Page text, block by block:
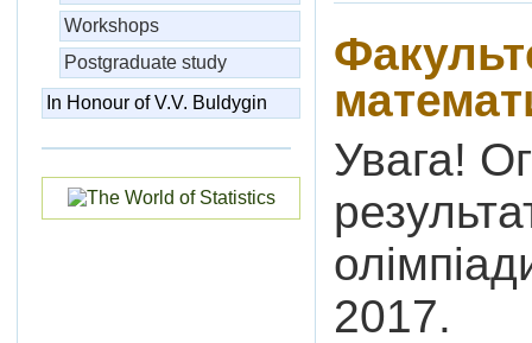
Workshops
Postgraduate study
In Honour of V.V. Buldygin
Увага!
2017.